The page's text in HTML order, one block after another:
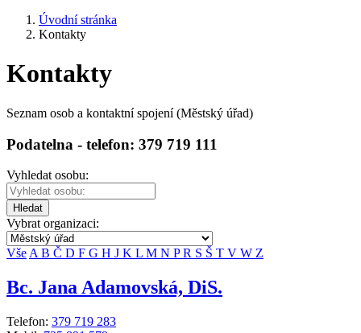
Úvodní stránka
Kontakty
Kontakty
Seznam osob a kontaktní spojení (Městský úřad)
Podatelna - telefon: 379 719 111
Vyhledat osobu:
Hledat
Vybrat organizaci:
Vše A B Č D F G H J K L M N PR S Š T V W Z
Bc. Jana Adamovská, DiS.
Telefon: 379 719 283